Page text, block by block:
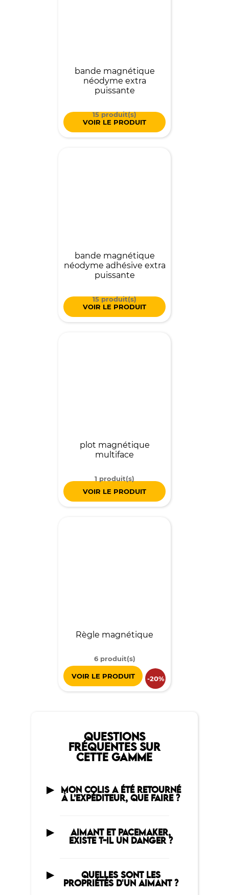
bande magnétique
néodyme extra
puissante
15 produit(s)
VOIR LE PRODUIT
bande magnétique
néodyme adhésive extra
puissante
15 produit(s)
VOIR LE PRODUIT
plot magnétique
multiface
1 produit(s)
VOIR LE PRODUIT
Règle magnétique
6 produit(s)
VOIR LE PRODUIT -20%
QUESTIONS
FRÉQUENTES SUR
CETTE GAMME
MON COLIS A ÉTÉ RETOURNÉ
À L’EXPÉDITEUR, QUE FAIRE ?
AIMANT ET PACEMAKER,
EXISTE T-IL UN DANGER ?
QUELLES SONT LES
PROPRIÉTÉS D'UN AIMANT ?